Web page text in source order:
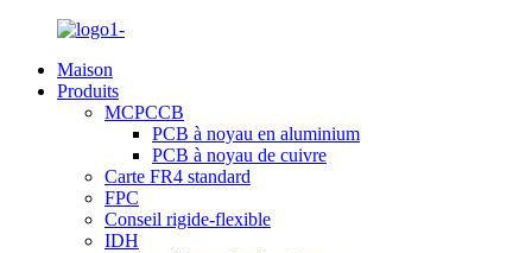
Maison
Produits
MCPCCB
PCB à noyau en aluminium
PCB à noyau de cuivre
Carte FR4 standard
FPC
Conseil rigide-flexible
IDH